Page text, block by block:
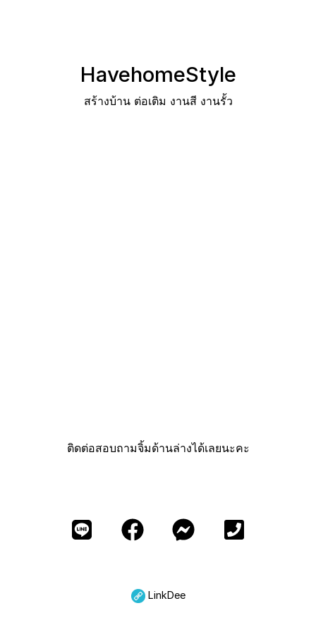
HavehomeStyle
สร้างบ้าน ต่อเติม งานสี งานรั้ว
ติดต่อสอบถามจิ้มด้านล่างได้เลยนะคะ
LinkDee